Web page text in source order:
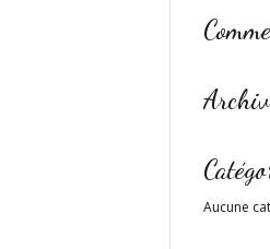
Aucune